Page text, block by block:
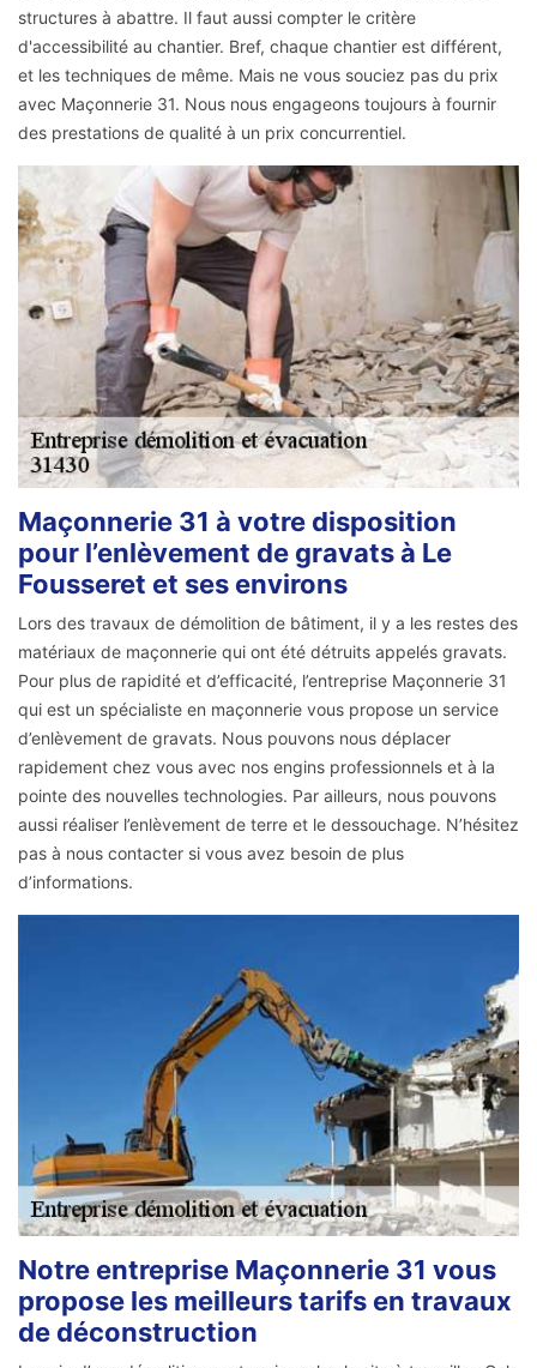
structures à abattre. Il faut aussi compter le critère
d'accessibilité au chantier. Bref, chaque chantier est différent,
et les techniques de même. Mais ne vous souciez pas du prix
avec Maçonnerie 31. Nous nous engageons toujours à fournir
des prestations de qualité à un prix concurrentiel.
Maçonnerie 31 à votre disposition
pour l’enlèvement de gravats à Le
Fousseret et ses environs
Lors des travaux de démolition de bâtiment, il y a les restes des
matériaux de maçonnerie qui ont été détruits appelés gravats.
Pour plus de rapidité et d’efficacité, l’entreprise Maçonnerie 31
qui est un spécialiste en maçonnerie vous propose un service
d’enlèvement de gravats. Nous pouvons nous déplacer
rapidement chez vous avec nos engins professionnels et à la
pointe des nouvelles technologies. Par ailleurs, nous pouvons
aussi réaliser l’enlèvement de terre et le dessouchage. N’hésitez
pas à nous contacter si vous avez besoin de plus
d’informations.
Notre entreprise Maçonnerie 31 vous
propose les meilleurs tarifs en travaux
de déconstruction